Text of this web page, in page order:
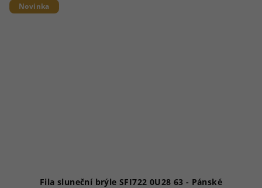
Novinka
Fila sluneční brýle SFI722 0U28 63 - Pánské